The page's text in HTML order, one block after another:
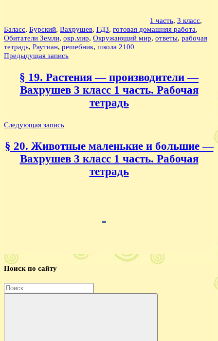
1 часть, 3 класс,
Баласс, Бурский, Вахрушев, ГДЗ, готовая домашняя работа,
Обитатели Земли, окр.мир, Окружающий мир, ответы, рабочая
тетрадь, Раутиан, решебник, школа 2100
Навигация
записям
Предыдущая запись
§ 19. Растения — производители —
Вахрушев 3 класс 1 часть. Рабочая
тетрадь
Следующая запись
§ 20. Животные маленькие и большие —
Вахрушев 3 класс 1 часть. Рабочая
тетрадь
Поиск по сайту
Найти: